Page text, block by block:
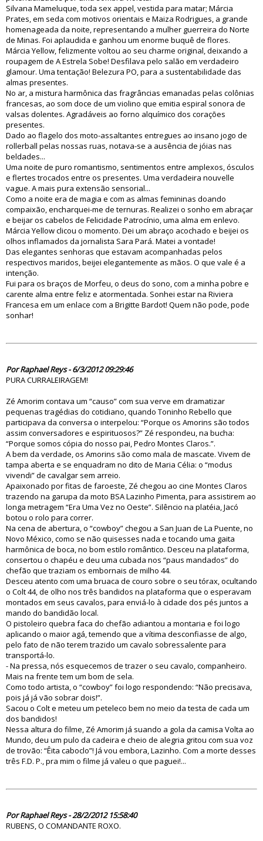
Silvana Mameluque, toda sex appel, vestida para matar; Márcia
Prates, em seda com motivos orientais e Maiza Rodrigues, a grande
homenageada da noite, representando a mulher guerreira do Norte
de Minas. Foi aplaudida e ganhou um enorme buquê de flores.
Márcia Yellow, felizmente voltou ao seu charme original, deixando a
roupagem de A Estrela Sobe! Desfilava pelo salão em verdadeiro
glamour. Uma tentação! Belezura PO, para a sustentabilidade das
almas presentes.
No ar, a mistura harmônica das fragrâncias emanadas pelas colônias
francesas, ao som doce de um violino que emitia espiral sonora de
valsas dolentes. Agradáveis ao forno alquímico dos corações
presentes.
Dado ao flagelo dos moto-assaltantes entregues ao insano jogo de
rollerball pelas nossas ruas, notava-se a ausência de jóias nas
beldades...
Uma noite de puro romantismo, sentimentos entre amplexos, ósculos
e flertes trocados entre os presentes. Uma verdadeira nouvelle
vague. A mais pura extensão sensorial...
Como a noite era de magia e com as almas femininas doando
compaixão, encharquei-me de ternuras. Realizei o sonho em abraçar
e beijar os cabelos de Felicidade Patrocínio, uma alma em enlevo.
Márcia Yellow clicou o momento. Dei um abraço acochado e beijei os
olhos inflamados da jornalista Sara Pará. Matei a vontade!
Das elegantes senhoras que estavam acompanhadas pelos
respectivos maridos, beijei elegantemente as mãos. O que vale é a
intenção.
Fui para os braços de Morfeu, o deus do sono, com a minha pobre e
carente alma entre feliz e atormentada. Sonhei estar na Riviera
Francesa em um enlace com a Brigitte Bardot! Quem não pode, pode
sonhar!
Por Raphael Reys - 6/3/2012 09:29:46
PURA CURRALEIRAGEM!
Zé Amorim contava um “causo” com sua verve em dramatizar
pequenas tragédias do cotidiano, quando Toninho Rebello que
participava da conversa o interpelou: “Porque os Amorins são todos
assim conversadores e espirituosos?” Zé respondeu, na bucha:
“Porque somos cópia do nosso pai, Pedro Montes Claros.”.
A bem da verdade, os Amorins são como mala de mascate. Vivem de
tampa aberta e se enquadram no dito de Maria Célia: o “modus
vivendi” de cavalgar sem arreio.
Apaixonado por fitas de faroeste, Zé chegou ao cine Montes Claros
trazendo na garupa da moto BSA Lazinho Pimenta, para assistirem ao
longa metragem “Era Uma Vez no Oeste”. Silêncio na platéia, Jacó
botou o rolo para correr.
Na cena de abertura, o “cowboy” chegou a San Juan de La Puente, no
Novo México, como se não quisesses nada e tocando uma gaita
harmônica de boca, no bom estilo romântico. Desceu na plataforma,
consertou o chapéu e deu uma cubada nos “paus mandados” do
chefão que traziam os embornais de milho 44.
Desceu atento com uma bruaca de couro sobre o seu tórax, ocultando
o Colt 44, de olho nos três bandidos na plataforma que o esperavam
montados em seus cavalos, para enviá-lo à cidade dos pés juntos a
mando do bandidão local.
O pistoleiro quebra faca do chefão adiantou a montaria e foi logo
aplicando o maior agá, temendo que a vítima desconfiasse de algo,
pelo fato de não terem trazido um cavalo sobressalente para
transportá-lo.
- Na pressa, nós esquecemos de trazer o seu cavalo, companheiro.
Mais na frente tem um bom de sela.
Como todo artista, o “cowboy” foi logo respondendo: “Não precisava,
pois já já vão sobrar dois!”.
Sacou o Colt e meteu um peteleco bem no meio da testa de cada um
dos bandidos!
Nessa altura do filme, Zé Amorim já suando a gola da camisa Volta ao
Mundo, deu um pulo da cadeira e cheio de alegria gritou com sua voz
de trovão: “Êita caboclo”! Já vou embora, Lazinho. Com a morte desses
três F.D. P., pra mim o filme já valeu o que paguei!...
Por Raphael Reys - 28/2/2012 15:58:40
RUBENS, O COMANDANTE ROXO.